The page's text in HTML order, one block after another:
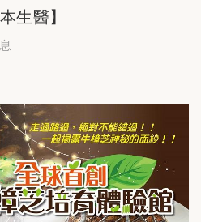
生醫】